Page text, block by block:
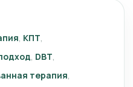
КПТ
DBT
терапия